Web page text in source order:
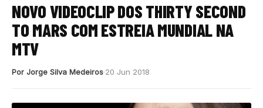
NOVO VIDEOCLIP DOS THIRTY SECOND
TO MARS COM ESTREIA MUNDIAL NA
MTV
Por Jorge Silva Medeiros 20 Jun 2018